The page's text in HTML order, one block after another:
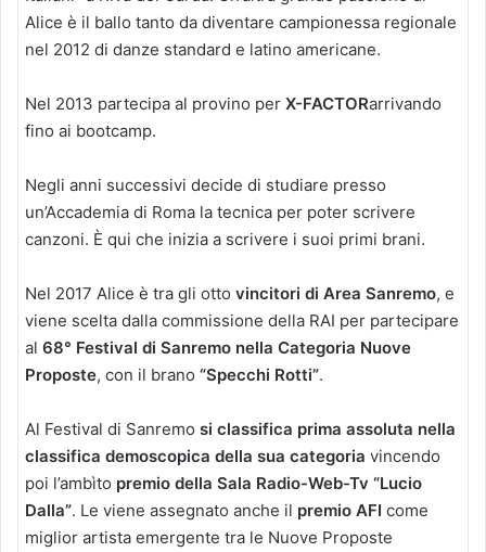
Alice è il ballo tanto da diventare campionessa regionale
nel 2012 di danze standard e latino americane.
Nel 2013 partecipa al provino per X-FACTORarrivando
fino ai bootcamp.
Negli anni successivi decide di studiare presso
un’Accademia di Roma la tecnica per poter scrivere
canzoni. È qui che inizia a scrivere i suoi primi brani.
Nel 2017 Alice è tra gli otto vincitori di Area Sanremo, e
viene scelta dalla commissione della RAI per partecipare
al 68° Festival di Sanremo nella Categoria Nuove
Proposte, con il brano “Specchi Rotti”.
Al Festival di Sanremo si classifica prima assoluta nella
classifica demoscopica della sua categoria vincendo
poi l’ambìto premio della Sala Radio-Web-Tv “Lucio
Dalla”. Le viene assegnato anche il premio AFI come
miglior artista emergente tra le Nuove Proposte